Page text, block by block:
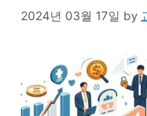
2024년 03월 17일 by